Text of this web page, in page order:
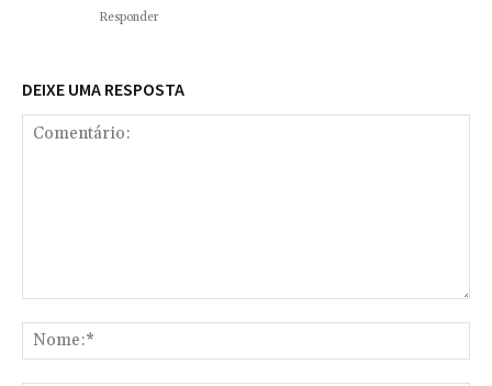
Responder
DEIXE UMA RESPOSTA